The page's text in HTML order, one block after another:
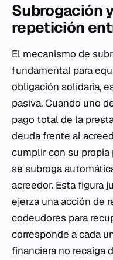
Subrogación
repetición
El mecanismo de
fundamental para
obligación solidaria,
pasiva. Cuando uno
pago total de la
deuda frente al
cumplir con su
se subroga
acreedor. Esta figura
ejerza una acción de
codeudores para
corresponde a cada
financiera no recaiga